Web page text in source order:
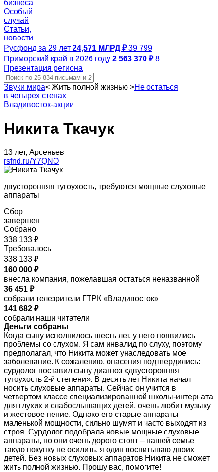
бизнеса
Особый
случай
Статьи,
новости
Русфонд за 29 лет 24,571 МЛРД ₽ 39 799
Приморский край в 2026 году 2 563 370 ₽ 8
Презентация региона
Звуки мира< Жить полной жизнью >Не остаться
в четырех стенах
Владивосток-акции
Никита Ткачук
13 лет, Арсеньев
rsfnd.ru/Y7QNO
двусторонняя тугоухость, требуются мощные слуховые
аппараты
Сбор
завершен
Собрано
338 133 ₽
Требовалось
338 133 ₽
160 000 ₽
внесла компания, пожелавшая остаться неназванной
36 451 ₽
собрали телезрители ГТРК «Владивосток»
141 682 ₽
собрали наши читатели
Деньги собраны
Когда сыну исполнилось шесть лет, у него появились
проблемы со слухом. Я сам инвалид по слуху, поэтому
предполагал, что Никита может унаследовать мое
заболевание. К сожалению, опасения подтвердились:
сурдолог поставил сыну диагноз «двусторонняя
тугоухость 2-й степени». В десять лет Никита начал
носить слуховые аппараты. Сейчас он учится в
четвертом классе специализированной школы-интерната
для глухих и слабослышащих детей, очень любит музыку
и жестовое пение. Однако его старые аппараты
маленькой мощности, сильно шумят и часто выходят из
строя. Сурдолог подобрала новые мощные слуховые
аппараты, но они очень дорого стоят – нашей семье
такую покупку не осилить, я один воспитываю двоих
детей. Без новых слуховых аппаратов Никита не сможет
жить полной жизнью. Прошу вас, помогите!